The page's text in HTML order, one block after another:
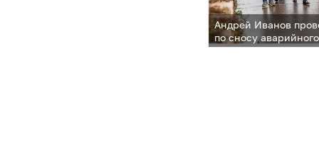
Андрей Иванов
по сносу
в поселке